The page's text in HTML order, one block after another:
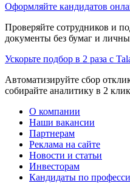
Оформляйте кандидатов
Проверяйте сотрудников и
документы без бумаг и
Ускорьте подбор в 2 раза с
Автоматизируйте сбор
собирайте аналитику в 2
О компании
Наши вакансии
Партнерам
Реклама на сайте
Новости и статьи
Инвесторам
Кандидаты по